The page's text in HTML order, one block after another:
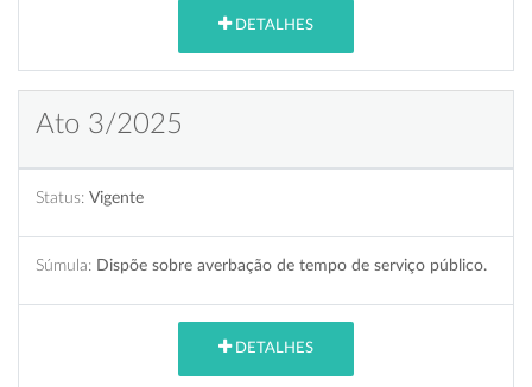
DETALHES
Ato 3/2025
Status: Vigente
Súmula: Dispõe sobre averbação de tempo de serviço público.
DETALHES